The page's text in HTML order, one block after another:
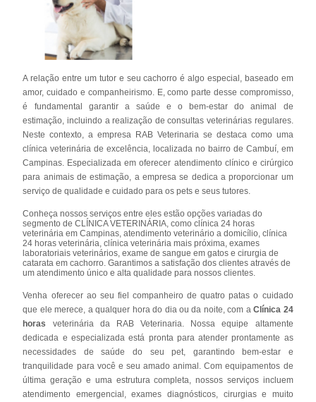
A relação entre um tutor e seu cachorro é algo especial, baseado em
amor, cuidado e companheirismo. E, como parte desse compromisso,
é fundamental garantir a saúde e o bem-estar do animal de
estimação, incluindo a realização de consultas veterinárias regulares.
Neste contexto, a empresa RAB Veterinaria se destaca como uma
clínica veterinária de excelência, localizada no bairro de Cambuí, em
Campinas. Especializada em oferecer atendimento clínico e cirúrgico
para animais de estimação, a empresa se dedica a proporcionar um
serviço de qualidade e cuidado para os pets e seus tutores.
Conheça nossos serviços entre eles estão opções variadas do
segmento de CLÍNICA VETERINÁRIA, como clínica 24 horas
veterinária em Campinas, atendimento veterinário a domicílio, clínica
24 horas veterinária, clínica veterinária mais próxima, exames
laboratoriais veterinários, exame de sangue em gatos e cirurgia de
catarata em cachorro. Garantimos a satisfação dos clientes através de
um atendimento único e alta qualidade para nossos clientes.
Venha oferecer ao seu fiel companheiro de quatro patas o cuidado
que ele merece, a qualquer hora do dia ou da noite, com aClínica 24
horas
veterinária da RAB Veterinaria. Nossa equipe altamente
dedicada e especializada está pronta para atender prontamente as
necessidades de saúde do seu pet, garantindo bem-estar e
tranquilidade para você e seu amado animal. Com equipamentos de
última geração e uma estrutura completa, nossos serviços incluem
atendimento emergencial, exames diagnósticos, cirurgias e muito